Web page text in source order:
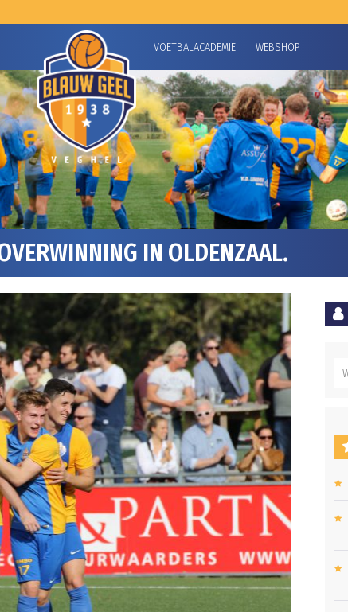
VOETBALACADEMIE WEBSHOP
IN OLDENZAAL.